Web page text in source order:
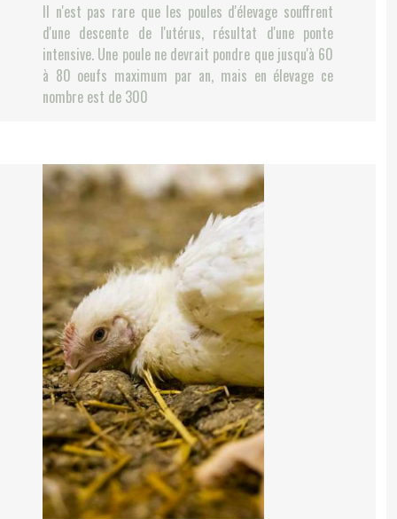
Il n'est pas rare que les poules d'élevage souffrent
d'une descente de l'utérus, résultat d'une ponte
intensive. Une poule ne devrait pondre que jusqu'à 60
à 80 oeufs maximum par an, mais en élevage ce
nombre est de 300